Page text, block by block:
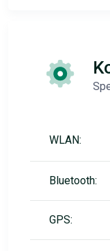
WLAN:
Bluetooth:
GPS: